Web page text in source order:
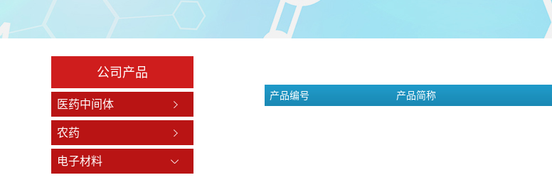
公司产品
医药中间体
农药
电子材料
产品编号 产品简称